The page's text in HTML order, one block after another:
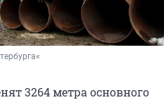
3264 метра основного